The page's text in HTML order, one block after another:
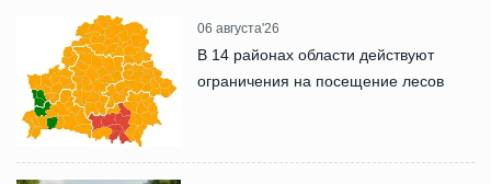
06 августа'26
В 14 районах области действуют
ограничения на посещение лесов